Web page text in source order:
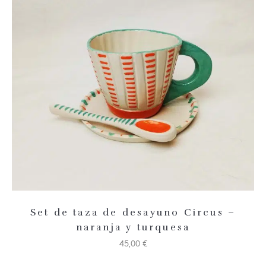
Set de taza de desayuno Circus –
naranja y turquesa
45,00 €